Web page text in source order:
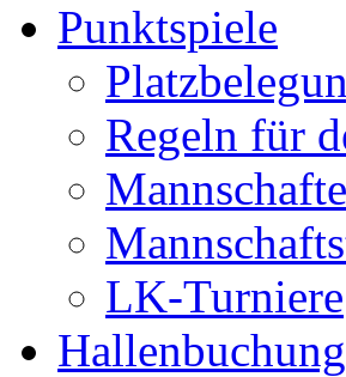
Punktspiele
Regeln für
LK-Turniere
Hallenbuchung